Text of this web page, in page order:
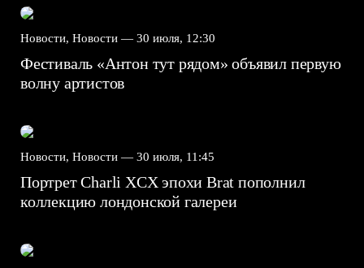
Новости, Новости — 30 июля, 12:30
Фестиваль «Антон тут рядом» объявил первую
волну артистов
Новости, Новости — 30 июля, 11:45
Портрет Charli XCX эпохи Brat пополнил
коллекцию лондонской галереи